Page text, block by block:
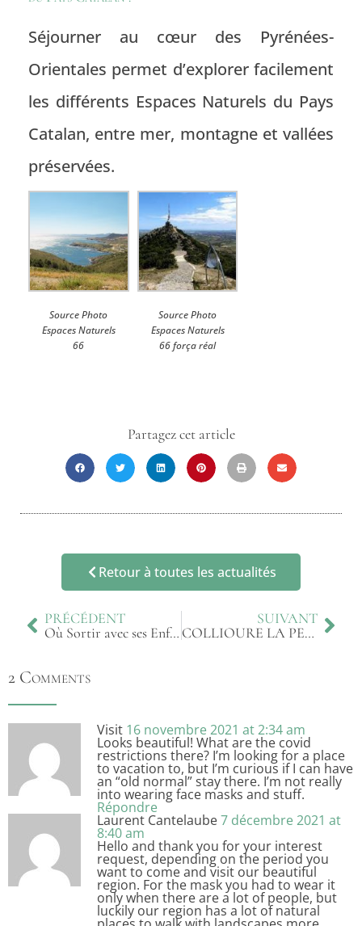
Séjourner au cœur des Pyrénées-
Orientales permet d’explorer facilement
les différents Espaces Naturels du Pays
Catalan, entre mer, montagne et vallées
préservées.
Source Photo
Espaces Naturels
66
Source Photo
Espaces Naturels
66 força réal
Partagez cet article
Retour à toutes les actualités
PRÉCÉDENT
Où Sortir avec ses Enfants dans le 66
SUIVANT
COLLIOURE LA PERLE DU PAYS CATALAN
2 Comments
Visit 16 novembre 2021 at 2:34 am
Looks beautiful! What are the covid
restrictions there? I’m looking for a place
to vacation to, but I’m curious if I can have
an “old normal” stay there. I’m not really
into wearing face masks and stuff.
Répondre
Laurent Cantelaube7 décembre 2021 at
8:40 am
Hello and thank you for your interest
request, depending on the period you
want to come and visit our beautiful
region. For the mask you had to wear it
only when there are a lot of people, but
luckily our region has a lot of natural